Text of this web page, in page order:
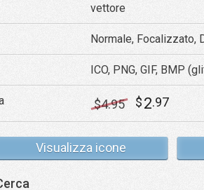
vettore
Normale, Focalizzato,
ICO, PNG, GIF, BMP
$4.95 $2.97
Visualizza icone